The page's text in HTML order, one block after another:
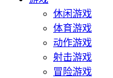
休闲游戏
体育游戏
动作游戏
射击游戏
冒险游戏